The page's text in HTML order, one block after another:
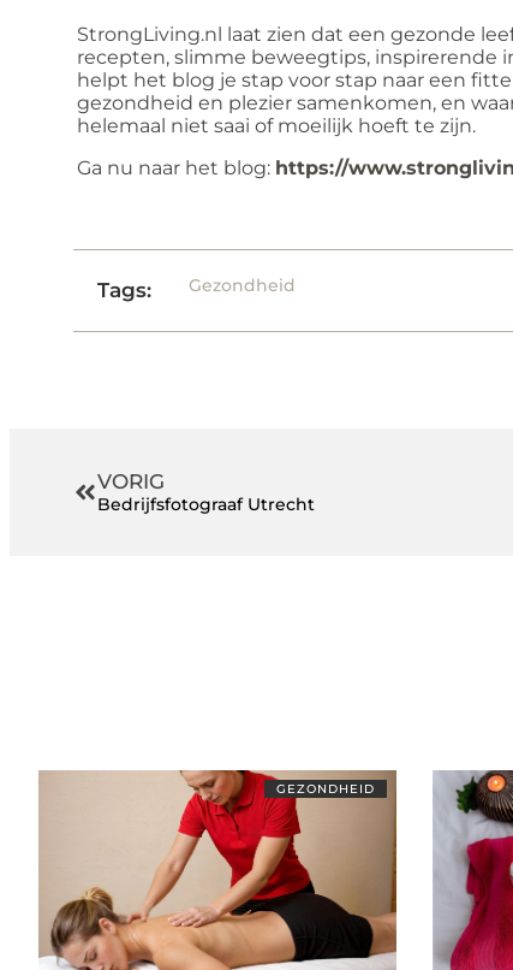
StrongLiving.nl laat zien dat een gezonde
recepten, slimme beweegtips, inspirerende
helpt het blog je stap voor stap naar een
gezondheid en plezier samenkomen, en
helemaal niet saai of moeilijk hoeft te zijn.
Ga nu naar het blog: https://
Tags: Gezondheid
VORIG
Bedrijfsfotograaf Utrecht
GEZONDHEID